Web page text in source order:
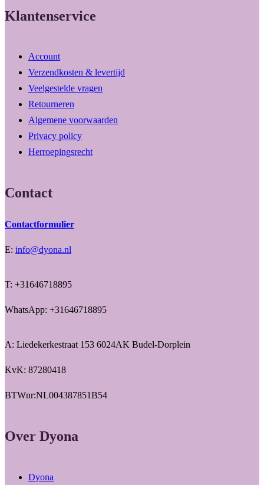
Klantenservice
Account
Verzendkosten & levertijd
Veelgestelde vragen
Retourneren
Algemene voorwaarden
Privacy policy
Herroepingsrecht
Contact
Contactformulier
E: info@dyona.nl
T: +31646718895
WhatsApp: +31646718895
A: Liedekerkestraat 153 6024AK Budel-Dorplein
KvK: 87280418
BTWnr:NL004387851B54
Over Dyona
Dyona